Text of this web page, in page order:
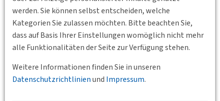
werden. Sie können selbst entscheiden, welche
Kategorien Sie zulassen möchten. Bitte beachten Sie,
dass auf Basis Ihrer Einstellungen womöglich nicht mehr
alle Funktionalitäten der Seite zur Verfügung stehen.
Weitere Informationen finden Sie in unseren
Datenschutzrichtlinienund Impressum.
Legienstraße 28, 22111 Hamburg, Deutschland
DVWG Hamburg e. V.